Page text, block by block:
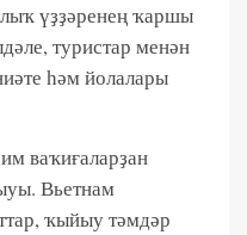
үҙҙәренең ҡаршы
туристар менән
һәм йолалары
ваҡиғаларҙан
Вьетнам
ҡыйыу тәмдәр